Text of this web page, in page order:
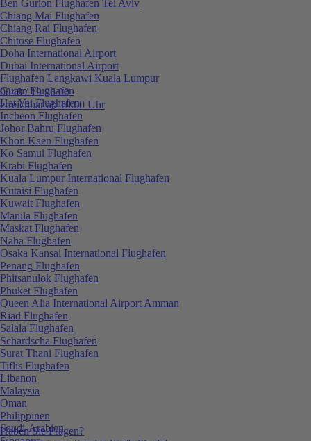
0848 / 19 96 00
erreichbar ab 10:00 Uhr
Haben Sie Fragen?
Ben Gurion Flughafen Tel Aviv
Chiang Mai Flughafen
Chiang Rai Flughafen
Chitose Flughafen
Doha International Airport
Dubai International Airport
Flughafen Langkawi Kuala Lumpur
Guam Flughafen
Hat Yai Flughafen
Incheon Flughafen
Johor Bahru Flughafen
Khon Kaen Flughafen
Ko Samui Flughafen
Krabi Flughafen
Kuala Lumpur International Flughafen
Kutaisi Flughafen
Kuwait Flughafen
Manila Flughafen
Maskat Flughafen
Naha Flughafen
Osaka Kansai International Flughafen
Penang Flughafen
Phitsanulok Flughafen
Phuket Flughafen
Queen Alia International Airport Amman
Riad Flughafen
Salala Flughafen
Schardscha Flughafen
Surat Thani Flughafen
Tiflis Flughafen
Libanon
Malaysia
Oman
Philippinen
Saudi-Arabien